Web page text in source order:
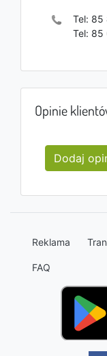
Tel: 85
Tel: 85
Opinie
Dodaj
Reklama
FAQ